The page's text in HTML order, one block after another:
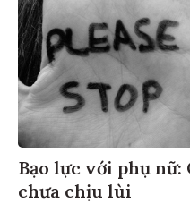
Bạo lực với phụ nữ:
chưa chịu lùi